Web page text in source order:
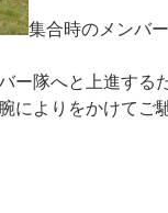
集合時のメンバー
ー隊へと上進する
よりをかけてご